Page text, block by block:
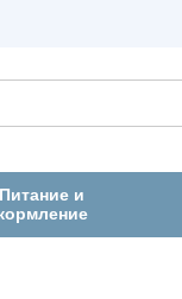
Питание и